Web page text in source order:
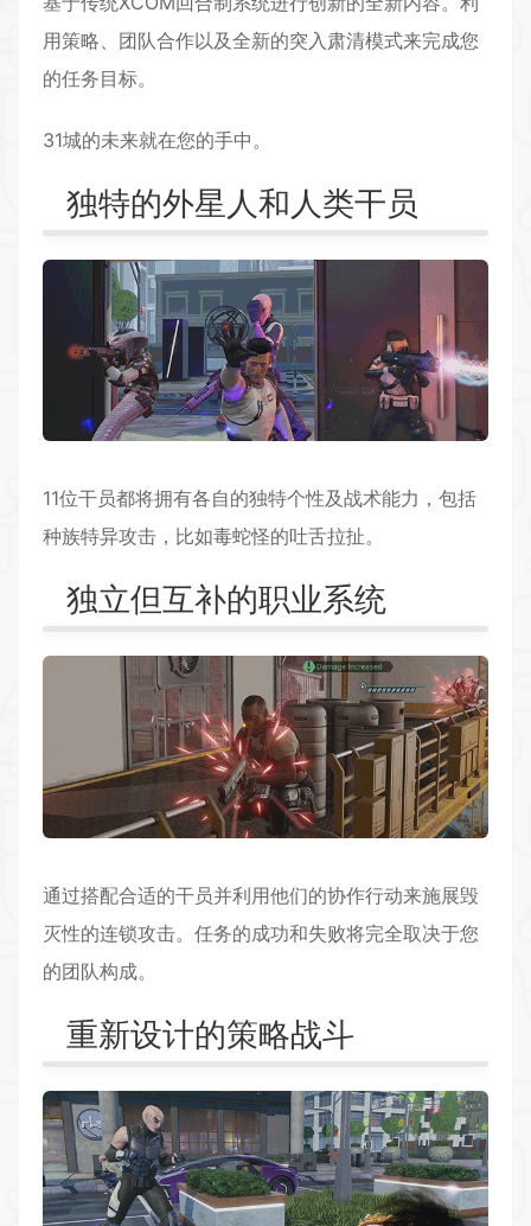
用策略、团队合作以及全新的突入肃清模式来完成您
的任务目标。
31城的未来就在您的手中。
独特的外星人和人类干员
11位干员都将拥有各自的独特个性及战术能力，包括
种族特异攻击，比如毒蛇怪的吐舌拉扯。
独立但互补的职业系统
通过搭配合适的干员并利用他们的协作行动来施展毁
灭性的连锁攻击。任务的成功和失败将完全取决于您
的团队构成。
重新设计的策略战斗